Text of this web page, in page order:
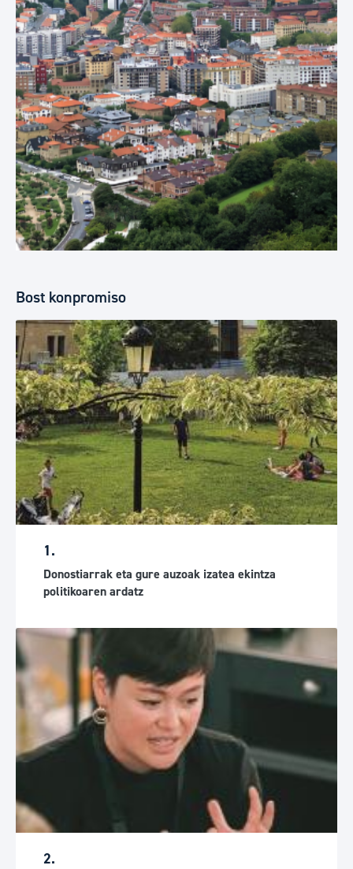
Bost konpromiso
1.
Donostiarrak eta gure auzoak izatea ekintza
politikoaren ardatz
2.